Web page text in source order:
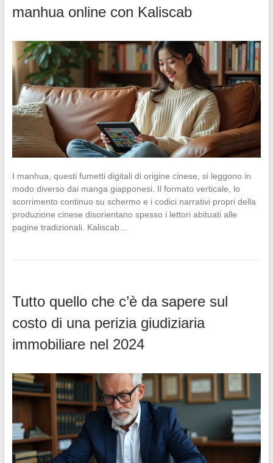
manhua online con Kaliscab
I manhua, questi fumetti digitali di origine cinese, si leggono in
modo diverso dai manga giapponesi. Il formato verticale, lo
scorrimento continuo su schermo e i codici narrativi propri della
produzione cinese disorientano spesso i lettori abituati alle
pagine tradizionali. Kaliscab…
Tutto quello che c’è da sapere sul
costo di una perizia giudiziaria
immobiliare nel 2024